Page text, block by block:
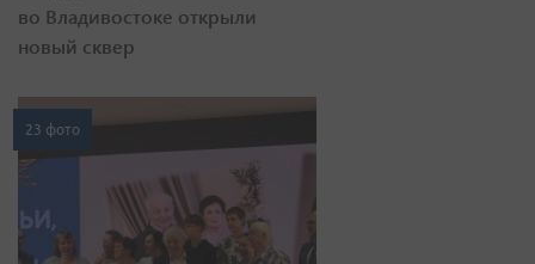
во Владивостоке открыли
новый сквер
23 фото